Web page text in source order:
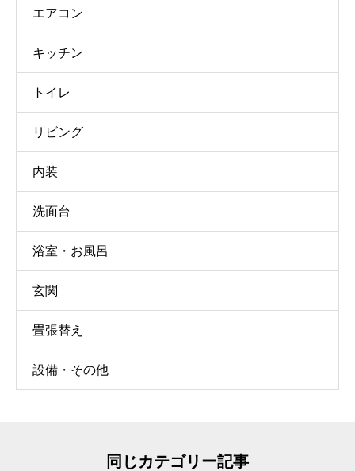
エアコン
キッチン
トイレ
リビング
内装
洗面台
浴室・お風呂
玄関
畳張替え
設備・その他
同じカテゴリー記事